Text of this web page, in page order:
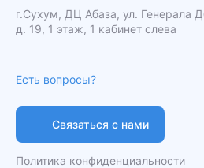
г.Сухум, ДЦ Абаза, ул. Генерала
д. 19, 1 этаж, 1 кабинет слева
Политика конфиденциальности
Есть вопросы?
Связаться с нами